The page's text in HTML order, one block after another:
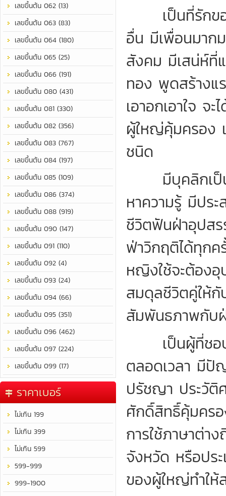
เลขขึ้นต้น 062 (13)
เลขขึ้นต้น 063 (83)
เลขขึ้นต้น 064 (180)
เลขขึ้นต้น 065 (25)
เลขขึ้นต้น 066 (191)
เลขขึ้นต้น 080 (431)
เลขขึ้นต้น 081 (330)
เลขขึ้นต้น 082 (356)
เลขขึ้นต้น 083 (767)
เลขขึ้นต้น 084 (197)
เลขขึ้นต้น 085 (109)
เลขขึ้นต้น 086 (374)
เลขขึ้นต้น 088 (919)
เลขขึ้นต้น 090 (147)
เลขขึ้นต้น 091 (110)
เลขขึ้นต้น 092 (4)
เลขขึ้นต้น 093 (24)
เลขขึ้นต้น 094 (66)
เลขขึ้นต้น 095 (351)
เลขขึ้นต้น 096 (462)
เลขขึ้นต้น 097 (224)
เลขขึ้นต้น 099 (17)
ราคาเบอร์
ไม่เกิน 199
ไม่เกิน 399
ไม่เกิน 599
599-999
999-1900
เป็นที่รักของ
อื่น มีเพื่อนมาก
สังคม มีเสน่ห์ที่
ทอง พูดสร้างแ
เอาอกเอาใจ จ
ผู้ใหญ่คุ้มครอง
ชนิด
มีบุคลิกเป็น
หาความรู้ มีปร
ชีวิตฟันฝ่าอุปส
ฟ่าวิกฤติได้ทุกค
หญิงใช้จะต้องอุ
สมดุลชีวิตคู่ให้
สัมพันธภาพกับ
เป็นผู้ที่ชอบพั
ตลอดเวลา มีปั
ปรัชญา ประวัติ
ศักดิ์สิทธิ์คุ้มคร
การใช้ภาษาต่า
จังหวัด หรือปร
ของผู้ใหญ่ทำใ